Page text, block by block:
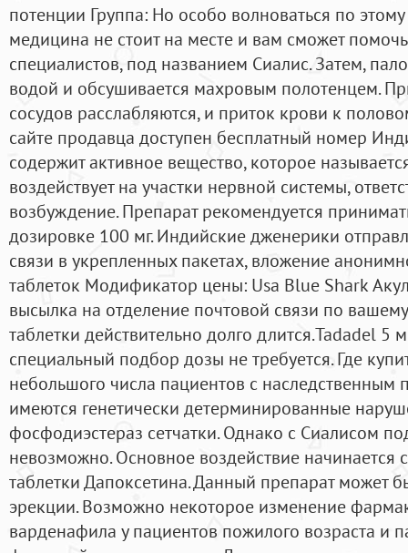
потенции Группа: Но особо волноваться по этому
медицина не стоит на месте и вам сможет
специалистов, под названием Сиалис. Затем,
водой и обсушивается махровым полотенцем.
сосудов расслабляются, и приток крови к
сайте продавца доступен бесплатный номер
содержит активное вещество, которое
воздействует на участки нервной системы,
возбуждение. Препарат рекомендуется
дозировке 100 мг. Индийские дженерики
связи в укрепленных пакетах, вложение
таблеток Модификатор цены: Usa Blue Shark
высылка на отделение почтовой связи по
таблетки действительно долго длится.Tadadel 5
специальный подбор дозы не требуется. Где
небольшого числа пациентов с наследственным
имеются генетически детерминированные
фосфодиэстераз сетчатки. Однако с Сиалисом
невозможно. Основное воздействие начинается
таблетки Дапоксетина. Данный препарат может
эрекции. Возможно некоторое изменение
варденафила у пациентов пожилого возраста и